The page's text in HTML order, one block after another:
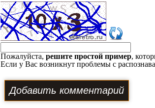
Пожалуйста, решите простой пример,
Если у Вас возникнут проблемы с